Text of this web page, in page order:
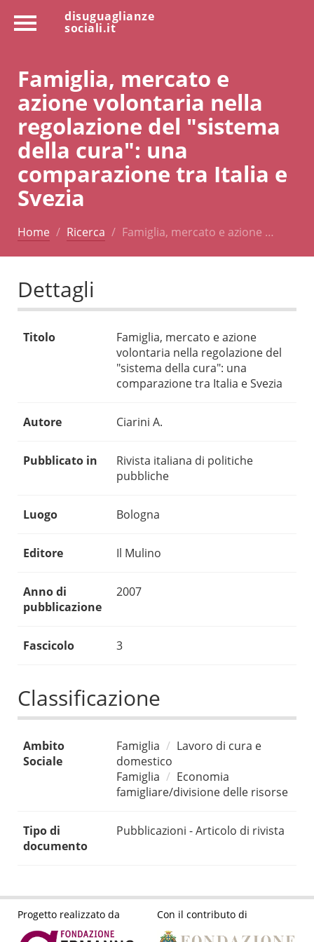
disuguaglianze
sociali.it
Famiglia, mercato e
azione volontaria nella
regolazione del "sistema
della cura": una
comparazione tra Italia e
Svezia
Home Ricerca Famiglia, mercato e azione …
Dettagli
Titolo
Famiglia, mercato e azione
volontaria nella regolazione del
"sistema della cura": una
comparazione tra Italia e Svezia
Autore Ciarini A.
Pubblicato in
Rivista italiana di politiche
pubbliche
Luogo Bologna
Editore Il Mulino
Anno di
pubblicazione
2007
Fascicolo 3
Classificazione
Ambito
Sociale
Famiglia
Lavoro di cura e
domestico
Famiglia
Economia
famigliare/divisione delle risorse
Tipo di
documento
Pubblicazioni - Articolo di rivista
Progetto realizzato da Con il contributo di